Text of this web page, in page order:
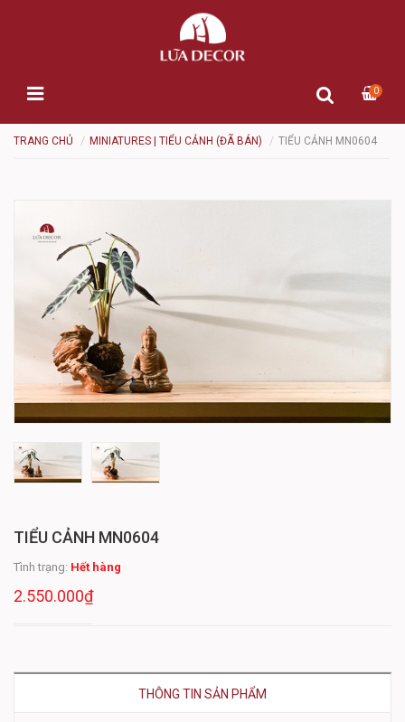
0
TRANG CHỦ MINIATURES | TIỂU CẢNH (ĐÃ BÁN) TIỂU CẢNH MN0604
TIỂU CẢNH MN0604
Tình trạng: Hết hàng
2.550.000₫
THÔNG TIN SẢN PHẨM